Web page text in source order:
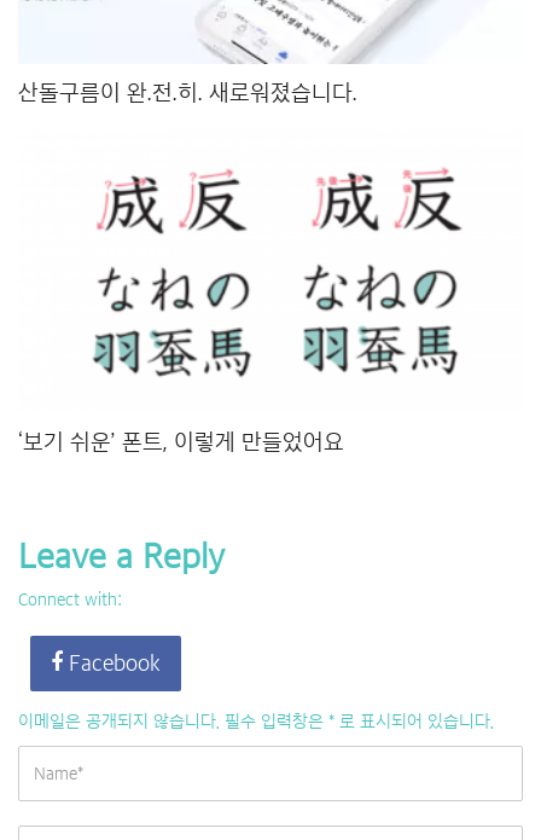
산돌구름이 완.전.히. 새로워졌습니다.
‘보기 쉬운’ 폰트, 이렇게 만들었어요
Leave a Reply
Connect with:
Facebook
이메일은 공개되지 않습니다. 필수 입력창은 * 로 표시되어 있습니다.